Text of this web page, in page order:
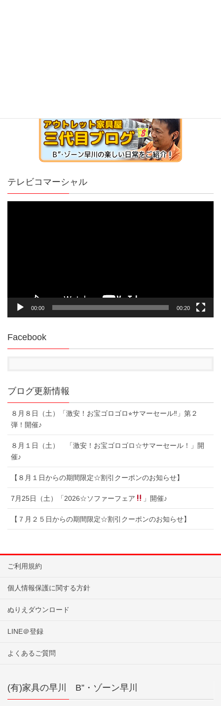
テレビコマーシャル
00:00 00:20
Facebook
ブログ更新情報
８月８日（土）「激安！お宝ゴロゴロ⭐︎サマーセール‼︎」第２
弾！開催♪
８月１日（土） 「激安！お宝ゴロゴロ☆サマーセール！」開
催♪
【８月１日からの期間限定☆割引クーポンのお知らせ】
7月25日（土）「2026☆ソファーフェア 」開催♪
【７月２５日からの期間限定☆割引クーポンのお知らせ】
ご利用規約
個人情報保護に関する方針
ぬりえダウンロード
LINE＠登録
よくあるご質問
(有)家具の早川 B”・ゾーン早川